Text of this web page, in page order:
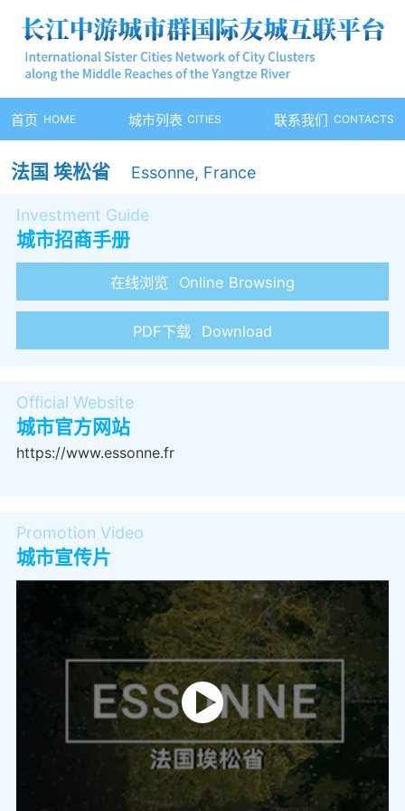
首页 HOME 城市列表 CITIES 联系我们 CONTACTS
法国 埃松省 Essonne, France
Investment Guide
城市招商手册
在线浏览 Online Browsing
PDF下载 Download
Official Website
城市官方网站
https://www.essonne.fr
Promotion Video
城市宣传片